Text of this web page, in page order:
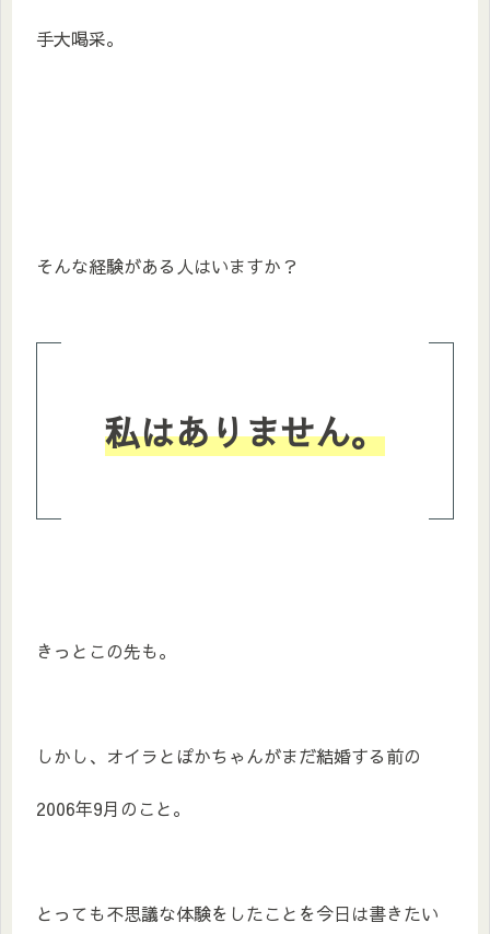
手大喝采。
そんな経験がある人はいますか？
私はありません。
きっとこの先も。
しかし、オイラとぽかちゃんがまだ結婚する前の
2006年9月のこと。
とっても不思議な体験をしたことを今日は書きたい